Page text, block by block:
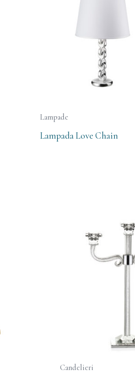
Lampade
Lampada Love Chain
Candelieri